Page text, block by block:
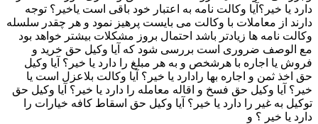
دارد یا خیر؟آیا وکالت نامه به اعتبار خود باقی است یاخیر؟ توجه
دارند از معاملات با وکالت می بایست پرهیز نمود و هر چقدر سلسله
وکالت نامه ها زیادتر باشد احتمال بروز مشکلات بیشتر خواهد بود
مع الوصف ضروری است بررسی شود که آیا وکیل حق خرید و
فروش یا اجاره با هرشخص و به هر مبلغ را دارد یا خیر؟ آیا وکیل
حق اخذ ثمن و اجاره بها رادارد یا خیر؟ آیا وکالت بلاعزل است یا
خیر؟ آیا وکیل حق فسخ و اقاله معامله را دارد یا خیر؟ آیا وکیل حق
توکیل به غیر را دارد یا خیر؟ آیا وکیل حق اسقاط کافه خیارات را
دارد یا خیر ؟ و